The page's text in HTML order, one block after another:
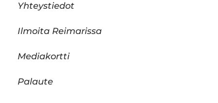
Yhteystiedot
Ilmoita Reimarissa
Mediakortti
Palaute